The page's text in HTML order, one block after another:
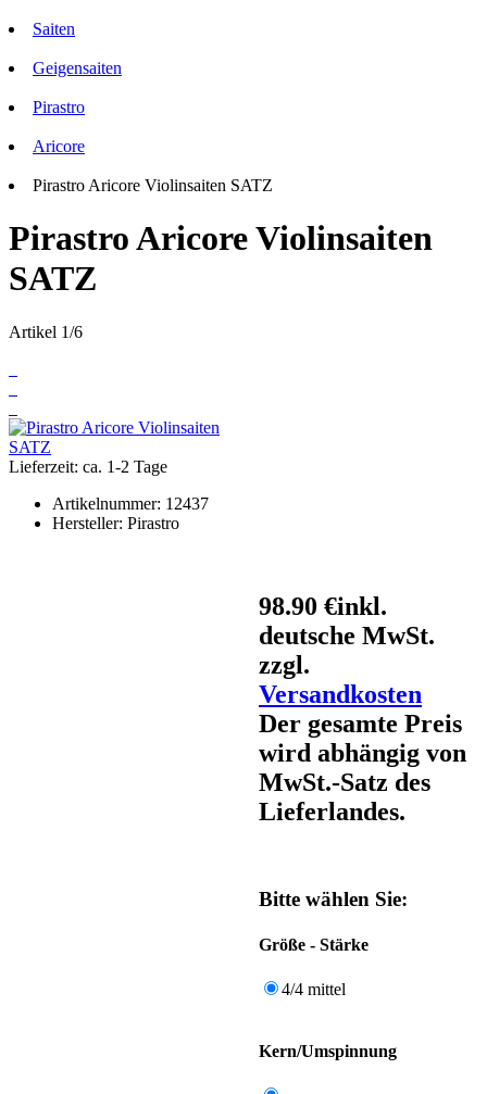
Saiten
Geigensaiten
Pirastro
Aricore
Pirastro Aricore Violinsaiten SATZ
Pirastro Aricore Violinsaiten
SATZ
Artikel 1/6
Lieferzeit: ca. 1-2 Tage
Artikelnummer: 12437
Hersteller: Pirastro
98.90 €inkl.
deutsche MwSt.
zzgl.
Versandkosten
Der gesamte Preis
wird abhängig von
MwSt.-Satz des
Lieferlandes.
Bitte wählen Sie:
Größe - Stärke
4/4 mittel
Kern/Umspinnung